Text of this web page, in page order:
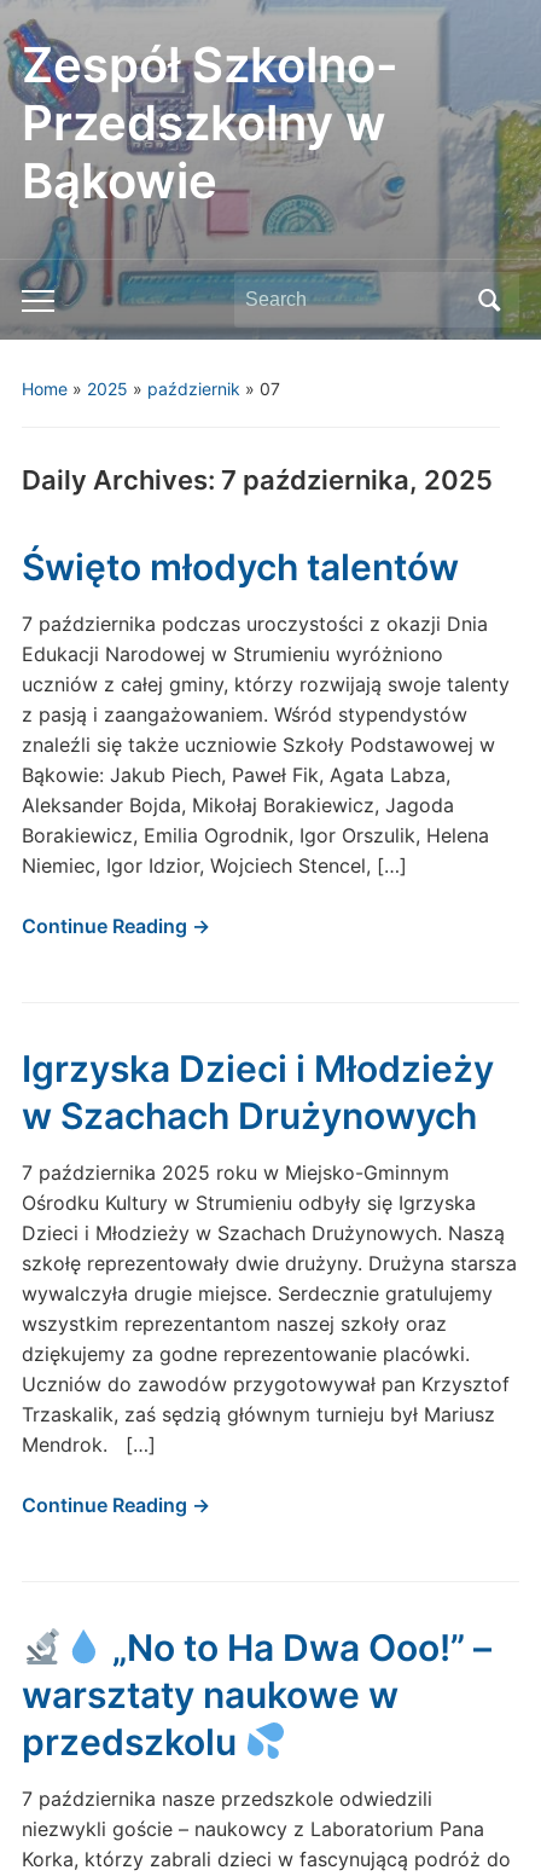
Zespół Szkolno-
Przedszkolny w
Bąkowie
Toggle
mobile
Search
for:
Home» 2025 » październik » 07
Daily Archives: 7 października, 2025
Święto młodych talentów
7 października podczas uroczystości z okazji Dnia
Edukacji Narodowej w Strumieniu wyróżniono
uczniów z całej gminy, którzy rozwijają swoje talenty
z pasją i zaangażowaniem. Wśród stypendystów
znaleźli się także uczniowie Szkoły Podstawowej w
Bąkowie: Jakub Piech, Paweł Fik, Agata Labza,
Aleksander Bojda, Mikołaj Borakiewicz, Jagoda
Borakiewicz, Emilia Ogrodnik, Igor Orszulik, Helena
Niemiec, Igor Idzior, Wojciech Stencel, […]
Continue Reading →
Igrzyska Dzieci i Młodzieży
w Szachach Drużynowych
7 października 2025 roku w Miejsko-Gminnym
Ośrodku Kultury w Strumieniu odbyły się Igrzyska
Dzieci i Młodzieży w Szachach Drużynowych. Naszą
szkołę reprezentowały dwie drużyny. Drużyna starsza
wywalczyła drugie miejsce. Serdecznie gratulujemy
wszystkim reprezentantom naszej szkoły oraz
dziękujemy za godne reprezentowanie placówki.
Uczniów do zawodów przygotowywał pan Krzysztof
Trzaskalik, zaś sędzią głównym turnieju był Mariusz
Mendrok. […]
Continue Reading →
„No to Ha Dwa Ooo!” –
warsztaty naukowe w
przedszkolu
7 października nasze przedszkole odwiedzili
niezwykli goście – naukowcy z Laboratorium Pana
Korka, którzy zabrali dzieci w fascynującą podróż do